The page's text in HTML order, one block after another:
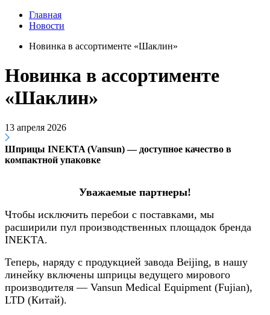
Главная
Новости
Новинка в ассортименте «Шаклин»
Новинка в ассортименте
«Шаклин»
13 апреля 2026
Шприцы INEKTA (Vansun) — доступное качество в
компактной упаковке
Уважаемые партнеры!
Чтобы исключить перебои с поставками, мы
расширили пул производственных площадок бренда
INEKTA.
Теперь, наряду с продукцией завода Beijing, в нашу
линейку включены шприцы ведущего мирового
производителя — Vansun Medical Equipment (Fujian),
LTD (Китай).